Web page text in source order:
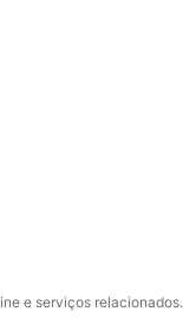
e serviços relacionados.